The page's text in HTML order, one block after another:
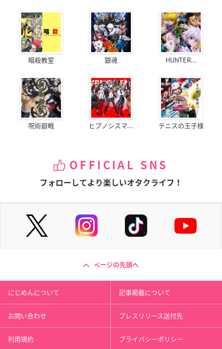
暗殺教室 銀魂 HUNTER...
呪術廻戦 ヒプノシスマ... テニスの王子様
OFFICIAL SNS
フォローしてより楽しいオタクライフ！
ページの先頭へ
にじめんについて 記事掲載について
お問い合わせ プレスリリース送付先
利用規約 プライバシーポリシー